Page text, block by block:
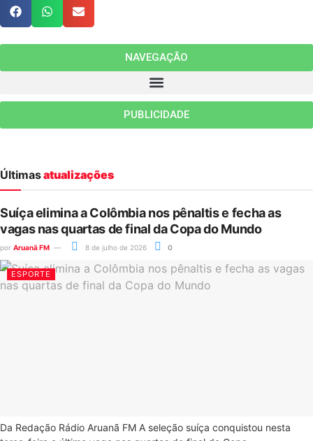
NAVEGAÇÃO
PUBLICIDADE
Últimasatualizações
Suíça elimina a Colômbia nos pênaltis e fecha as
vagas nas quartas de final da Copa do Mundo
por Aruanã FM 8 de julho de 2026 0
ESPORTE
Da Redação Rádio Aruanã FM A seleção suíça conquistou nesta